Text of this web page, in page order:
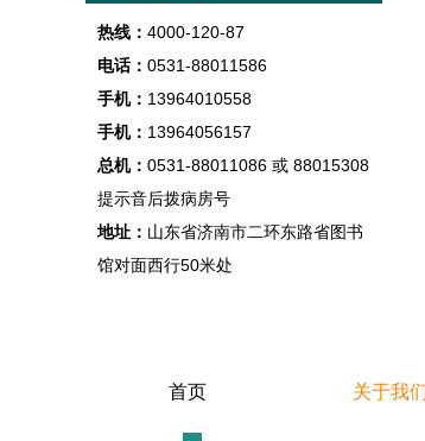
热线： 4000-120-87
电话： 0531-88011586
手机： 13964010558
手机： 13964056157
总机： 0531-88011086 或 88015308
提示音后拨病房号
地址： 山东省济南市二环东路省图书
馆对面西行50米处
首页 关于我